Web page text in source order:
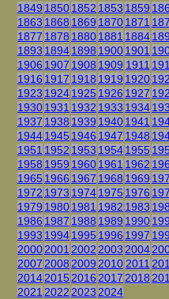
1849 18501852 1853 1859
1863 1868 1869 18701871
1877 1878 18801881 1884
1893 18941898 19001901
1906 1907 1908 1909 1911
1916 1917 1918 1919 1920
1923 19241925 1926 1927
19301931 1932 1933 1934
1937 1938 1939 19401941
19441945 1946 1947 1948
1951 1952 1953 19541955
1958 1959 19601961 1962
1965 1966 1967 1968 1969
1972 1973 19741975 1976
1979 19801981 1982 1983
1986 1987 1988 1989 1990
1993 19941995 1996 1997
20002001 2002 2003 2004
2007 2008 2009 2010 2011
20142015 2016 2017 2018
2021 2022 2023 2024